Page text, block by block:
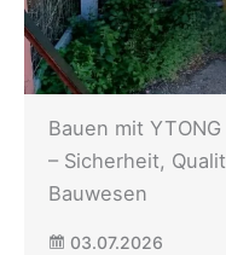
Bauen mit
– Sicherheit,
Bauwesen
03.07.2026